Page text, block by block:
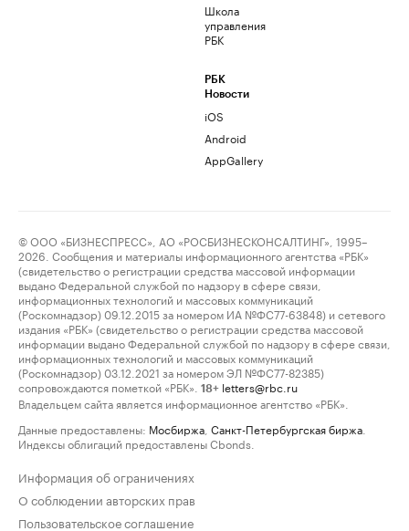
Школа
управления
РБК
РБК
Новости
iOS
Android
AppGallery
© ООО «БИЗНЕСПРЕСС», АО «РОСБИЗНЕСКОНСАЛТИНГ», 1995–
2026. Сообщения и материалы информационного агентства «РБК»
(свидетельство о регистрации средства массовой информации
выдано Федеральной службой по надзору в сфере связи,
информационных технологий и массовых коммуникаций
(Роскомнадзор) 09.12.2015 за номером ИА №ФС77-63848) и сетевого
издания «РБК» (свидетельство о регистрации средства массовой
информации выдано Федеральной службой по надзору в сфере связи,
информационных технологий и массовых коммуникаций
(Роскомнадзор) 03.12.2021 за номером ЭЛ №ФС77-82385)
сопровождаются пометкой «РБК».
18+ letters@rbc.ru
Владельцем сайта является информационное агентство «РБК».
Данные предоставлены: Мосбиржа Санкт-Петербургская биржа
Индексы облигаций предоставлены Cbonds.
Информация об ограничениях
О соблюдении авторских прав
Пользовательское соглашение